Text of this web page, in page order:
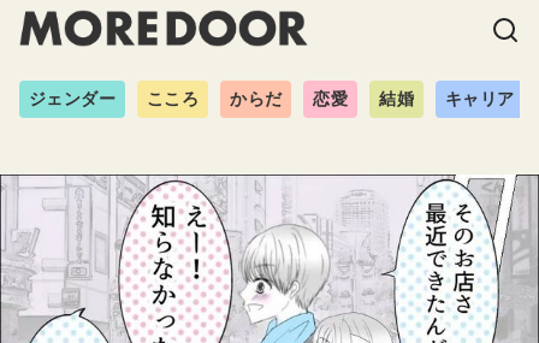
ジェンダー こころ からだ 恋愛 結婚 キャリア